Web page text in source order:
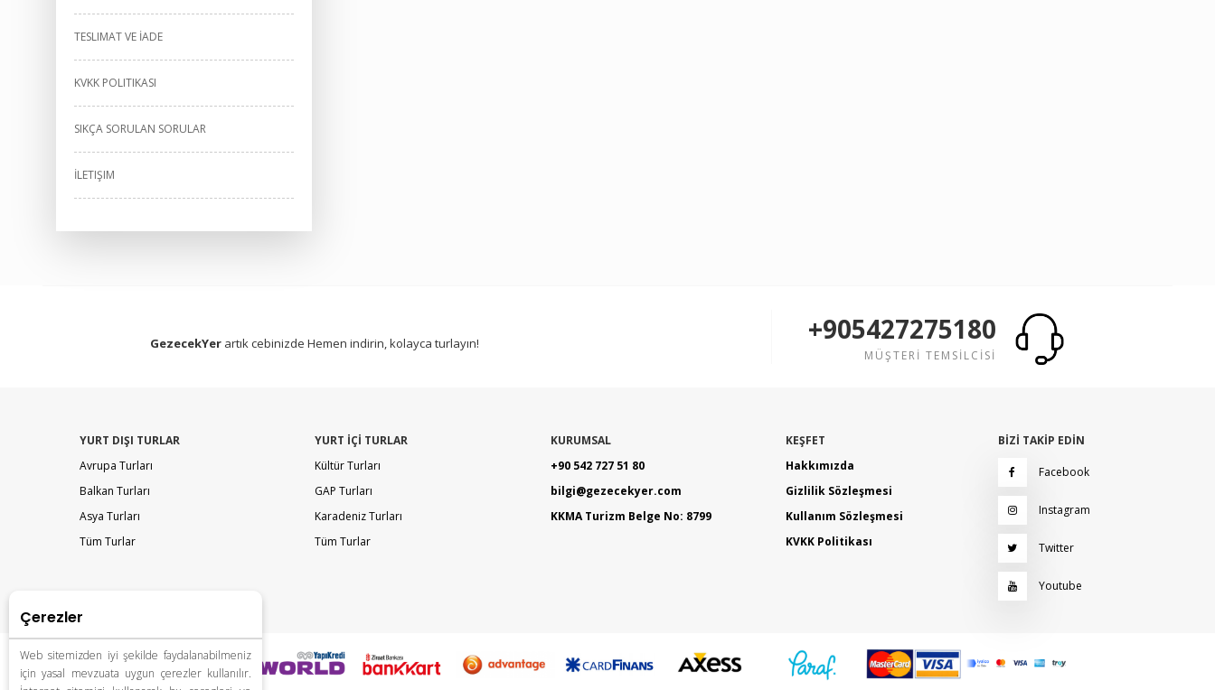
TESLIMAT VE İADE
KVKK POLITIKASI
SIKÇA SORULAN SORULAR
İLETIŞIM
Çerezler
Web sitemizden iyi şekilde faydalanabilmeniz
için yasal mevzuata uygun çerezler kullanılır.
GezecekYer artık cebinizde Hemen indirin, kolayca turlayın! +905427275180
MÜŞTERİ TEMSİLCİSİ
YURT DIŞI TURLAR
Avrupa Turları
Balkan Turları
Asya Turları
Tüm Turlar
YURT İÇİ TURLAR
Kültür Turları
GAP Turları
Karadeniz Turları
Tüm Turlar
KURUMSAL
+90 542 727 51 80
bilgi@gezecekyer.com
KKMA Turizm Belge No: 8799
KEŞFET
Hakkımızda
Gizlilik Sözleşmesi
Kullanım Sözleşmesi
KVKK Politikası
BİZİ TAKİP EDİN
Facebook
Instagram
Twitter
Youtube